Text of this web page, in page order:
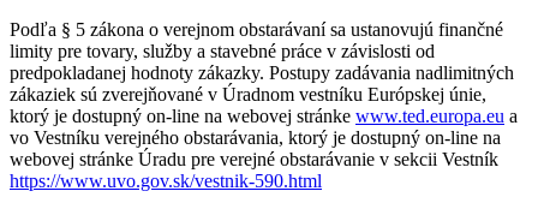
Podľa § 5 zákona o verejnom obstarávaní sa ustanovujú finančné
limity pre tovary, služby a stavebné práce v závislosti od
predpokladanej hodnoty zákazky. Postupy zadávania nadlimitných
zákaziek sú zverejňované v Úradnom vestníku Európskej únie,
ktorý je dostupný on-line na webovej stránke www.ted.europa.eu a
vo Vestníku verejného obstarávania, ktorý je dostupný on-line na
webovej stránke Úradu pre verejné obstarávanie v sekcii Vestník
https://www.uvo.gov.sk/vestnik-590.html